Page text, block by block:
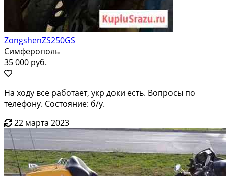
ZongshenZS250GS
Симферополь
35 000 руб.
На ходу все работает, укр доки есть. Вопросы по
телефону. Состояние: б/у.
22 марта 2023